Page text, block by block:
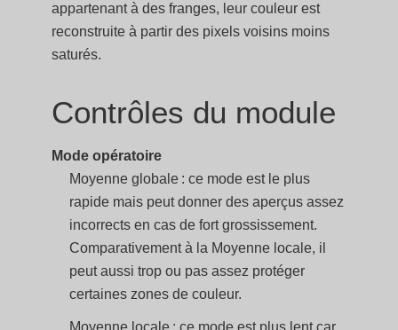
appartenant à des franges, leur couleur est
reconstruite à partir des pixels voisins moins
saturés.
Contrôles du module
Mode opératoire
Moyenne globale : ce mode est le plus
rapide mais peut donner des aperçus assez
incorrects en cas de fort grossissement.
Comparativement à la Moyenne locale, il
peut aussi trop ou pas assez protéger
certaines zones de couleur.